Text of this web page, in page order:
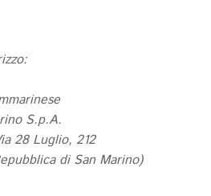
S.p.A.
28 Luglio, 212
di San Marino)